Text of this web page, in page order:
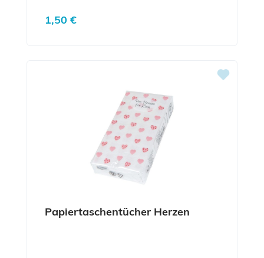
Regulärer Preis:
1,50 €
Papiertaschentücher Herzen